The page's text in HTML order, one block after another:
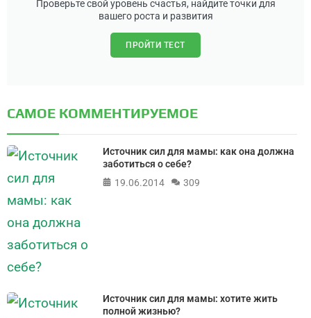
Проверьте свой уровень счастья, найдите точки для
вашего роста и развития
ПРОЙТИ ТЕСТ
САМОЕ КОММЕНТИРУЕМОЕ
Источник сил для мамы: как она должна
заботиться о себе?
19.06.2014
309
Источник сил для мамы: хотите жить
полной жизнью?